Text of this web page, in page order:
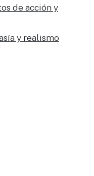
de acción y
y realismo